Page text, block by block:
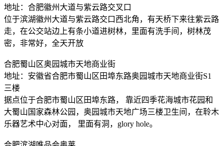
地址：合肥徽州大道与紫云路交叉口
位于滨湖徽州大道与紫云路交口西北角，有天桥下来往紫云路
走，在公交站边上有条小道进树林，里面有洗手间，树林茂
密，非常好，全天开放
合肥蜀山区奥园城市天地商业街
地址：安徽省合肥市蜀山区田埠东路奥园城市天地商业街S1
三楼
据点位于合肥市蜀山区田埠东路， 靠近四季花海城市花园和
大蜀山国家森林公园，奥园城市天地广场三楼卫生间，在聆木
乐器艺术中心对面， 里面有洞，glory hole。